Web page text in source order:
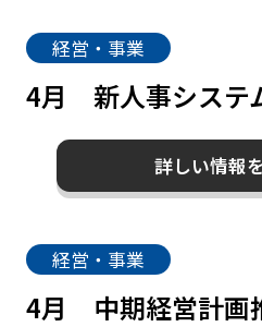
経営・事業
4月 新人事システ
詳しい情報
経営・事業
4月 中期経営計画